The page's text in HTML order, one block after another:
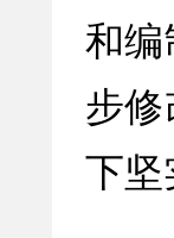
和编
步
下坚